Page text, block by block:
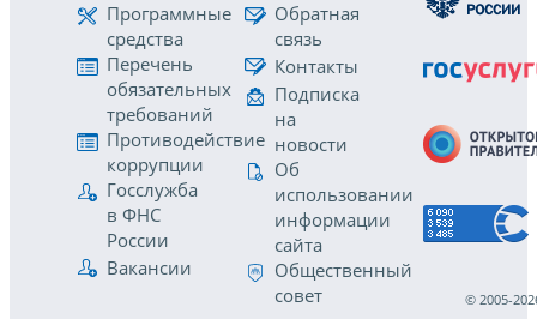
Программные
средства
Перечень
обязательных
требований
Противодействие
коррупции
Госслужба
в ФНС
России
Вакансии
Обратная
связь
Контакты
Подписка
на
новости
Об
использовании
информации
сайта
Общественный
совет
© 2005-